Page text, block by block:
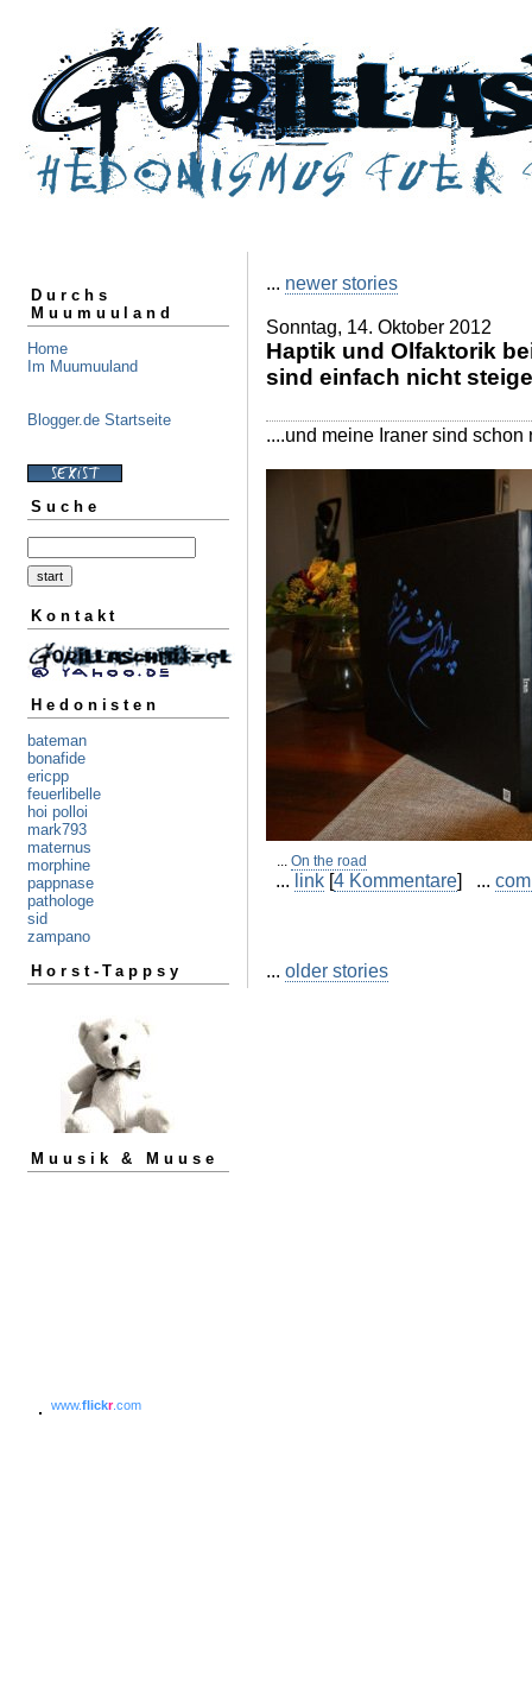
Durchs
Muumuuland
Home
Im Muumuuland
Blogger.de Startseite
Suche
Kontakt
Hedonisten
bateman
bonafide
ericpp
feuerlibelle
hoi polloi
mark793
maternus
morphine
pappnase
pathologe
sid
zampano
Horst-Tappsy
Muusik & Muuse
www.flickr.com
... newer stories
Sonntag, 14. Oktober 2012
Haptik und Olfaktorik
sind einfach nicht
....und meine Iraner sind schon
... On the road
... link [4 Kommentare] ...
... older stories